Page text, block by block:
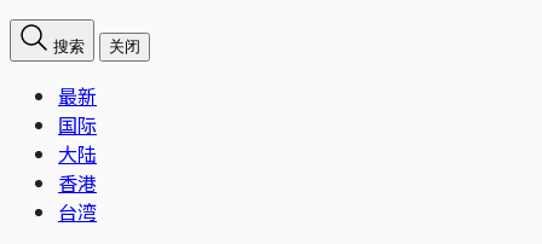
搜索 关闭
最新
国际
大陆
香港
台湾